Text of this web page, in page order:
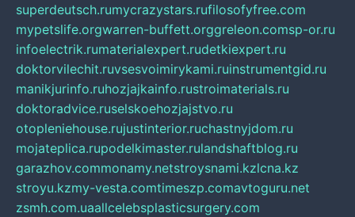
superdeutsch.rumycrazystars.rufilosofyfree.com
mypetslife.orgwarren-buffett.orggreleon.comsp-or.ru
infoelectrik.rumaterialexpert.rudetkiexpert.ru
doktorvilechit.ruvsesvoimirykami.ruinstrumentgid.ru
manikjurinfo.ruhozjajkainfo.rustroimaterials.ru
doktoradvice.ruselskoehozjajstvo.ru
otopleniehouse.rujustinterior.ruchastnyjdom.ru
mojateplica.rupodelkimaster.rulandshaftblog.ru
garazhov.commonamy.netstroysnami.kzlcna.kz
stroyu.kzmy-vesta.comtimeszp.comavtoguru.net
zsmh.com.uaallcelebsplasticsurgery.com